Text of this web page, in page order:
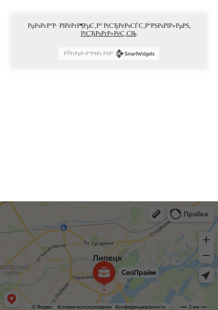
РџРѕРєР°Р· РІРёРґР¶РµС‚Р° РїСЂРёРѕСЃС‚Р°РЅРѕРІР»РµРЅ,
РїСЂРѕРґР»РёС‚СЊ.
РЎРґРµР»Р°РЅРѕ РЅР°